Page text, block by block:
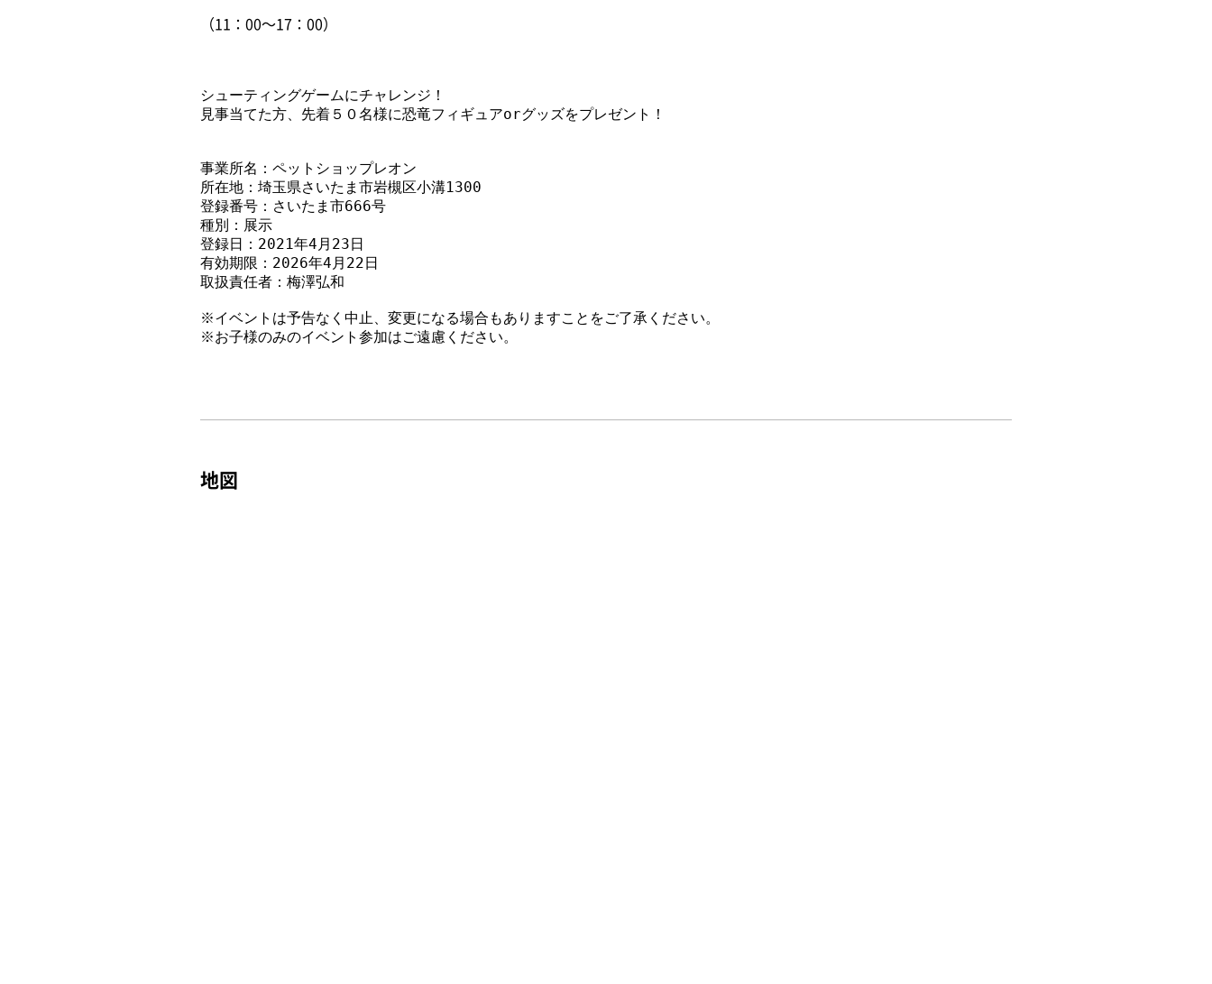
（11：00～17：00）
シューティングゲームにチャレンジ！
見事当てた方、先着５０名様に恐竜フィギュアorグッズをプレゼント！
事業所名：ペットショップレオン
所在地：埼玉県さいたま市岩槻区小溝1300
登録番号：さいたま市666号
種別：展示
登録日：2021年4月23日
有効期限：2026年4月22日
取扱責任者：梅澤弘和
※イベントは予告なく中止、変更になる場合もありますことをご了承ください。
※お子様のみのイベント参加はご遠慮ください。
地図